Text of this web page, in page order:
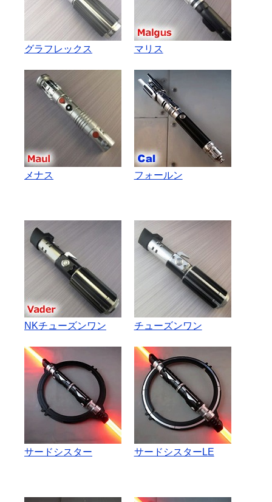
グラフレックス マリス
メナス フォールン
NKチューズンワン チューズンワン
サードシスター サードシスターLE